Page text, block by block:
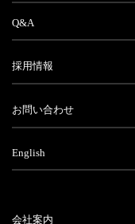
Q&A
採用情報
お問い合わせ
English
会社案内